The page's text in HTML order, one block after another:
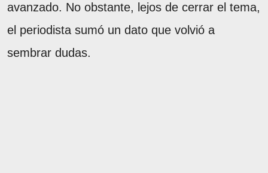
avanzado. No obstante, lejos de cerrar el tema,
el periodista sumó un dato que volvió a
sembrar dudas.